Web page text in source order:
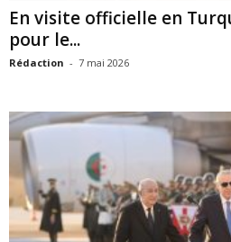
En visite officielle en
pour le...
Rédaction - 7 mai 2026